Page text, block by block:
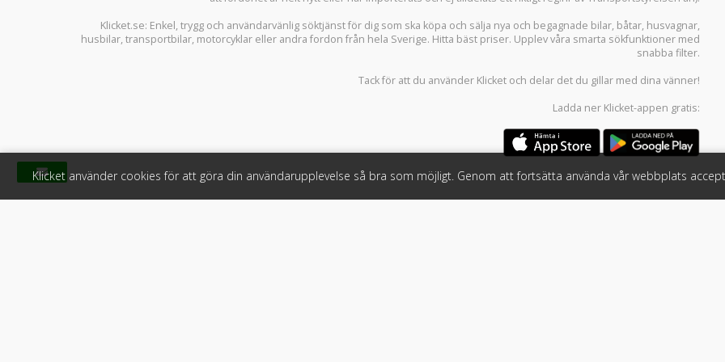
Klicket.se: Enkel, trygg och användarvänlig söktjänst för dig som ska köpa och sälja nya och begagnade bilar, båtar, husvagnar,
husbilar,transportbilar, motorcyklar eller andra fordon från hela Sverige. Hitta bäst priser. Upplev våra smarta sökfunktioner med
snabba filter.
Tack för att du använder Klicket och delar det du gillar med dina vänner!
Ladda ner Klicket-appen gratis:
Klicket använder cookies för att göra din användarupplevelse så bra som möjligt. Genom att fortsätta använda vår webbplats